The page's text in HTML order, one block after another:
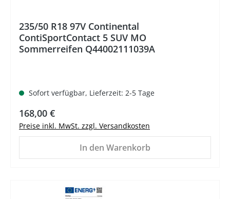
235/50 R18 97V Continental
ContiSportContact 5 SUV MO
Sommerreifen Q44002111039A
Sofort verfügbar, Lieferzeit: 2-5 Tage
Regulärer Preis:
168,00 €
Preise inkl. MwSt. zzgl. Versandkosten
In den Warenkorb